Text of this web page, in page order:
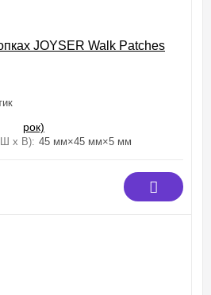
JOYSER Walk Patches
Ш х В): 45 мм×45 мм×5 мм